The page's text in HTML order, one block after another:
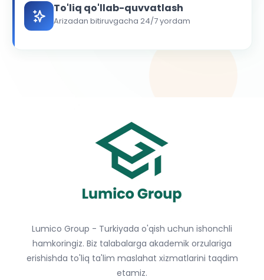
To'liq qo'llab-quvvatlash
Arizadan bitiruvgacha 24/7 yordam
Lumico Group - Turkiyada o'qish uchun ishonchli
hamkoringiz. Biz talabalarga akademik orzulariga
erishishda to'liq ta'lim maslahat xizmatlarini taqdim
etamiz.